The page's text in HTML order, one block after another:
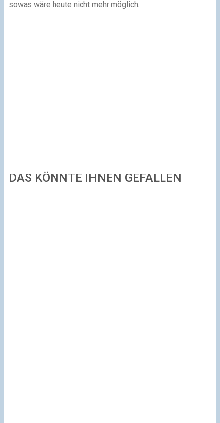
sowas wäre heute nicht mehr möglich.
DAS KÖNNTE IHNEN GEFALLEN